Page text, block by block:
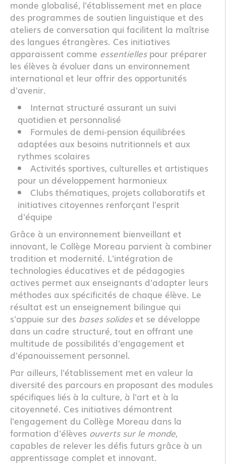
monde globalisé, l'établissement met en place
des programmes de soutien linguistique et des
ateliers de conversation qui facilitent la maîtrise
des langues étrangères. Ces initiatives
apparaissent comme essentiellespour préparer
les élèves à évoluer dans un environnement
international et leur offrir des opportunités
d'avenir.
Internat structuré assurant un suivi
quotidien et personnalisé
Formules de demi-pension équilibrées
adaptées aux besoins nutritionnels et aux
rythmes scolaires
Activités sportives, culturelles et artistiques
pour un développement harmonieux
Clubs thématiques, projets collaboratifs et
initiatives citoyennes renforçant l'esprit
d'équipe
Grâce à un environnement bienveillant et
innovant, le Collège Moreau parvient à combiner
tradition et modernité. L'intégration de
technologies éducatives et de pédagogies
actives permet aux enseignants d'adapter leurs
méthodes aux spécificités de chaque élève. Le
résultat est un enseignement bilingue qui
s'appuie sur des bases solideset se développe
dans un cadre structuré, tout en offrant une
multitude de possibilités d'engagement et
d'épanouissement personnel.
Par ailleurs, l'établissement met en valeur la
diversité des parcours en proposant des modules
spécifiques liés à la culture, à l'art et à la
citoyenneté. Ces initiatives démontrent
l'engagement du Collège Moreau dans la
formation d'élèves ouverts sur le monde,
capables de relever les défis futurs grâce à un
apprentissage complet et innovant.